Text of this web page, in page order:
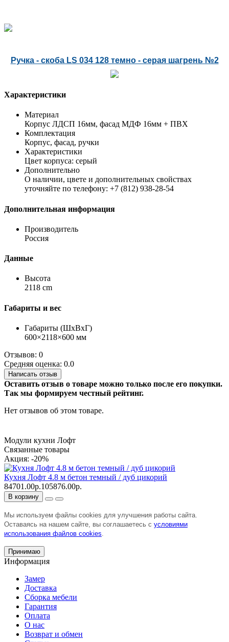
Ручка - скоба LS 034 128 темно - серая шагрень №2
Характеристики
Материал
Корпус ЛДСП 16мм, фасад МДФ 16мм + ПВХ
Комплектация
Корпус, фасад, ручки
Характеристики
Цвет корпуса: серый
Дополнительно
О наличии, цвете и дополнительных свойствах
уточняйте по телефону: +7 (812) 938-28-54
Дополнительная информация
Производитель
Россия
Данные
Высота
2118 cm
Габариты и вес
Габариты (ШхВхГ)
600×2118×600 мм
Отзывов: 0
Средняя оценка: 0.0
Написать отзыв
Оставить отзыв о товаре можно только после его покупки.
Так мы формируем честный рейтинг.
Нет отзывов об этом товаре.
Модули кухни Лофт
Связанные товары
Акция: -20%
Кухня Лофт 4.8 м бетон темный / дуб цикорий
84701.00р.105876.00р.
В корзину
Мы используем файлы cookies для улучшения работы сайта.
Оставаясь на нашем сайте, вы соглашаетесь с условиями
использования файлов cookies.
Принимаю
Информация
Замер
Доставка
Сборка мебели
Гарантия
Оплата
О нас
Возврат и обмен